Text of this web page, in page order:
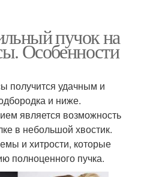
пучок на
Особенности
получится удачным и
и ниже.
является возможность
в небольшой хвостик.
и хитрости, которые
полноценного пучка.